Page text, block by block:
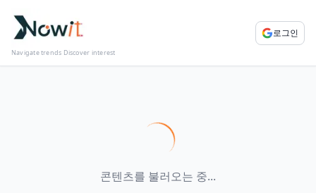
Navigate trends Discover interest
로그인
콘텐츠를 불러오는 중...